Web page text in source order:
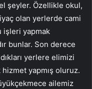
şeyler. Özellikle okul,
olan yerlerde cami
işleri yapmak
bunlar. Son derece
yerlere elimizi
yapmış oluruz.
ailemiz